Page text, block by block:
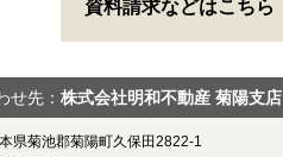
資料請求などはこちら
せ先： 株式会社明和不動産 菊陽支店
県菊池郡菊陽町久保田2822-1